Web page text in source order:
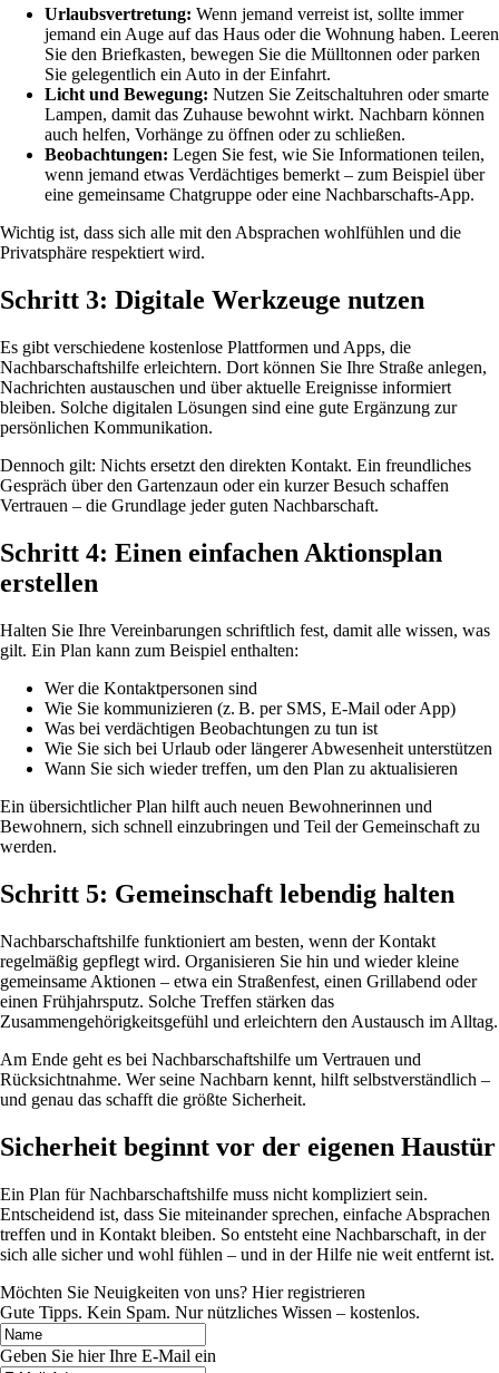
Urlaubsvertretung: Wenn jemand verreist ist, sollte immer
jemand ein Auge auf das Haus oder die Wohnung haben. Leeren
Sie den Briefkasten, bewegen Sie die Mülltonnen oder parken
Sie gelegentlich ein Auto in der Einfahrt.
Licht und Bewegung: Nutzen Sie Zeitschaltuhren oder smarte
Lampen, damit das Zuhause bewohnt wirkt. Nachbarn können
auch helfen, Vorhänge zu öffnen oder zu schließen.
Beobachtungen: Legen Sie fest, wie Sie Informationen teilen,
wenn jemand etwas Verdächtiges bemerkt – zum Beispiel über
eine gemeinsame Chatgruppe oder eine Nachbarschafts-App.
Wichtig ist, dass sich alle mit den Absprachen wohlfühlen und die
Privatsphäre respektiert wird.
Schritt 3: Digitale Werkzeuge nutzen
Es gibt verschiedene kostenlose Plattformen und Apps, die
Nachbarschaftshilfe erleichtern. Dort können Sie Ihre Straße anlegen,
Nachrichten austauschen und über aktuelle Ereignisse informiert
bleiben. Solche digitalen Lösungen sind eine gute Ergänzung zur
persönlichen Kommunikation.
Dennoch gilt: Nichts ersetzt den direkten Kontakt. Ein freundliches
Gespräch über den Gartenzaun oder ein kurzer Besuch schaffen
Vertrauen – die Grundlage jeder guten Nachbarschaft.
Schritt 4: Einen einfachen Aktionsplan
erstellen
Halten Sie Ihre Vereinbarungen schriftlich fest, damit alle wissen, was
gilt. Ein Plan kann zum Beispiel enthalten:
Wer die Kontaktpersonen sind
Wie Sie kommunizieren (z. B. per SMS, E-Mail oder App)
Was bei verdächtigen Beobachtungen zu tun ist
Wie Sie sich bei Urlaub oder längerer Abwesenheit unterstützen
Wann Sie sich wieder treffen, um den Plan zu aktualisieren
Ein übersichtlicher Plan hilft auch neuen Bewohnerinnen und
Bewohnern, sich schnell einzubringen und Teil der Gemeinschaft zu
werden.
Schritt 5: Gemeinschaft lebendig halten
Nachbarschaftshilfe funktioniert am besten, wenn der Kontakt
regelmäßig gepflegt wird. Organisieren Sie hin und wieder kleine
gemeinsame Aktionen – etwa ein Straßenfest, einen Grillabend oder
einen Frühjahrsputz. Solche Treffen stärken das
Zusammengehörigkeitsgefühl und erleichtern den Austausch im Alltag.
Am Ende geht es bei Nachbarschaftshilfe um Vertrauen und
Rücksichtnahme. Wer seine Nachbarn kennt, hilft selbstverständlich –
und genau das schafft die größte Sicherheit.
Sicherheit beginnt vor der eigenen Haustür
Ein Plan für Nachbarschaftshilfe muss nicht kompliziert sein.
Entscheidend ist, dass Sie miteinander sprechen, einfache Absprachen
treffen und in Kontakt bleiben. So entsteht eine Nachbarschaft, in der
sich alle sicher und wohl fühlen – und in der Hilfe nie weit entfernt ist.
Möchten Sie Neuigkeiten von uns? Hier registrieren
Gute Tipps. Kein Spam. Nur nützliches Wissen – kostenlos.
Geben Sie hier Ihre E-Mail ein